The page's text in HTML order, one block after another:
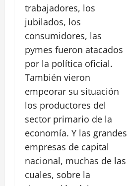
trabajadores, los
jubilados, los
consumidores, las
pymes fueron atacados
por la política oficial.
También vieron
empeorar su situación
los productores del
sector primario de la
economía. Y las grandes
empresas de capital
nacional, muchas de las
cuales, sobre la